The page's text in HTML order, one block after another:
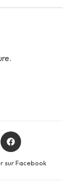
Opens
in
new
sur Facebook